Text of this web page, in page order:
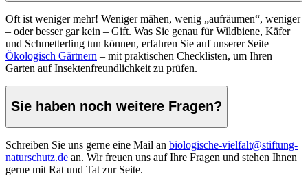
Oft ist weniger mehr! Weniger mähen, wenig „aufräumen“, weniger
– oder besser gar kein – Gift. Was Sie genau für Wildbiene, Käfer
und Schmetterling tun können, erfahren Sie auf unserer Seite
Ökologisch Gärtnern – mit praktischen Checklisten, um Ihren
Garten auf Insektenfreundlichkeit zu prüfen.
Sie haben noch weitere Fragen?
Schreiben Sie uns gerne eine Mail an biologische-vielfalt@stiftung-
naturschutz.de an. Wir freuen uns auf Ihre Fragen und stehen Ihnen
gerne mit Rat und Tat zur Seite.